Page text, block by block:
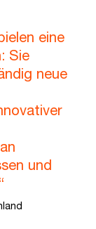
eine
Sie
neue
und